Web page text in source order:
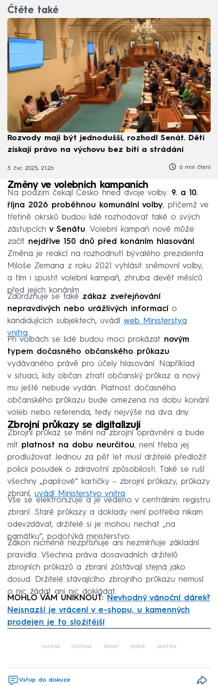
Čtěte také
Rozvody mají být jednodušší, rozhodl Senát. Děti
získají právo na výchovu bez bití a strádání
3. čvc 2025, 21:26 6 min čtení
Změny ve volebních kampaních
Na podzim čekají Česko hned dvoje volby. 9. a 10.
října 2026 proběhnou komunální volby, přičemž ve
třetině okrsků budou lidé rozhodovat také o svých
zástupcích v Senátu. Volební kampaň nově může
začít nejdříve 150 dnů před konáním hlasování.
Změna je reakcí na rozhodnutí bývalého prezidenta
Miloše Zemana z roku 2021 vyhlásit sněmovní volby,
a tím i spustit volební kampaň, zhruba devět měsíců
před jejich konáním.
Zdůrazňuje se také zákaz zveřejňování
nepravdivých nebo urážlivých informací o
kandidujících subjektech, uvádí web Ministerstva
vnitra.
Při volbách se lidé budou moci prokázat novým
typem dočasného občanského průkazu
vydávaného právě pro účely hlasování. Například
v situaci, kdy občan ztratí občanský průkaz a nový
mu ještě nebude vydán. Platnost dočasného
občanského průkazu bude omezena na dobu konání
voleb nebo referenda, tedy nejvýše na dva dny.
Zbrojní průkazy se digitalizují
Zbrojní průkaz se mění na zbrojní oprávnění a bude
mít platnost na dobu neurčitou, není třeba jej
prodlužovat. Jednou za pět let musí držitelé předložit
policii posudek o zdravotní způsobilosti. Také se ruší
všechny „papírové“ kartičky – zbrojní průkazy, průkazy
zbraní, uvádí Ministerstvo vnitra.
Vše se elektronizuje a je vedeno v centrálním registru
zbraní. Staré průkazy a doklady není potřeba nikam
odevzdávat, držitelé si je mohou nechat „na
památku“, podotýká ministerstvo.
Zákon nicméně nezpřísňuje ani nezmírňuje základní
pravidla. Všechna práva dosavadních držitelů
zbrojních průkazů a zbraní zůstávají stejná jako
dosud. Držitelé stávajícího zbrojního průkazu nemusí
o nic žádat ani nic dokládat.
MOHLO VÁM UNIKNOUT:
Nevhodný vánoční dárek?
Nejsnazší je vrácení v e-shopu, u kamenných
prodejen je to složitější
rozvod důchod zbraň práce politika
Vstup do diskuze